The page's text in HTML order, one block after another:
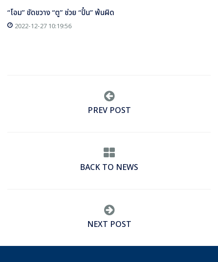
“โอม” ขัดขวาง “ตู” ช่วย “ปั๋น” พ้นผิด
2022-12-27 10:19:56
PREV POST
BACK TO NEWS
NEXT POST